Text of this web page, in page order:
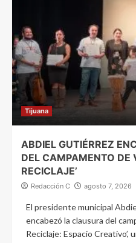
Tijuana
ABDIEL GUTIÉRREZ
DEL CAMPAMENTO DE
RECICLAJE’
Redacción C agosto 7, 2026
El presidente municipal
encabezó la clausura del
Reciclaje: Espacio Creativo’,